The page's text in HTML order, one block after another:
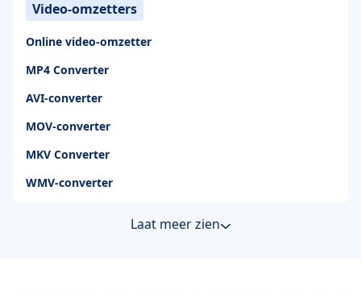
Video-omzetters
Online video-omzetter
MP4 Converter
AVI-converter
MOV-converter
MKV Converter
WMV-converter
Laat meer zien